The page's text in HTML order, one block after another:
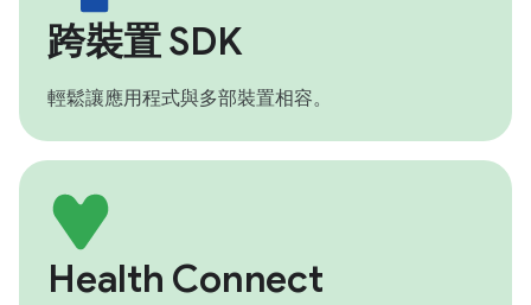
跨裝置 SDK
輕鬆讓應用程式與多部裝置相容。
Health Connect